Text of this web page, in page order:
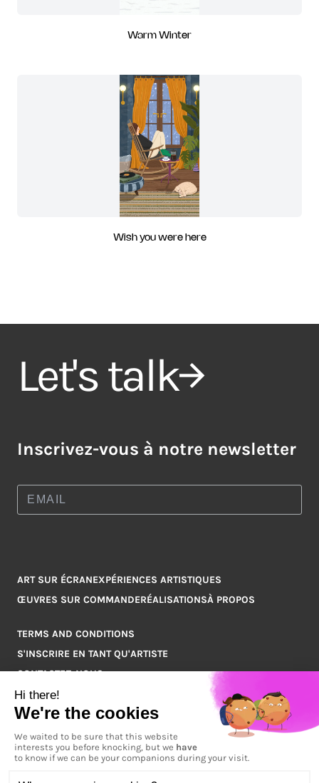
Warm Winter
Wish you were here
Let's talk
Inscrivez-vous à notre newsletter
ART SUR ÉCRANEXPÉRIENCES ARTISTIQUES
ŒUVRES SUR COMMANDERÉALISATIONSÀ PROPOS
TERMS AND CONDITIONS
S'INSCRIRE EN TANT QU'ARTISTE
CONTACTEZ-NOUS
Q&A